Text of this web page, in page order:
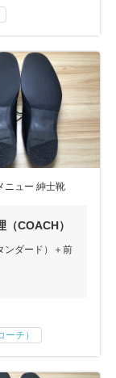
ニュー 紳士靴
COACH）
ンダード）＋前
チ）